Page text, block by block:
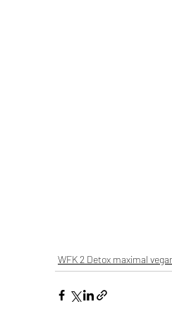
WFK 2 Detox maximal